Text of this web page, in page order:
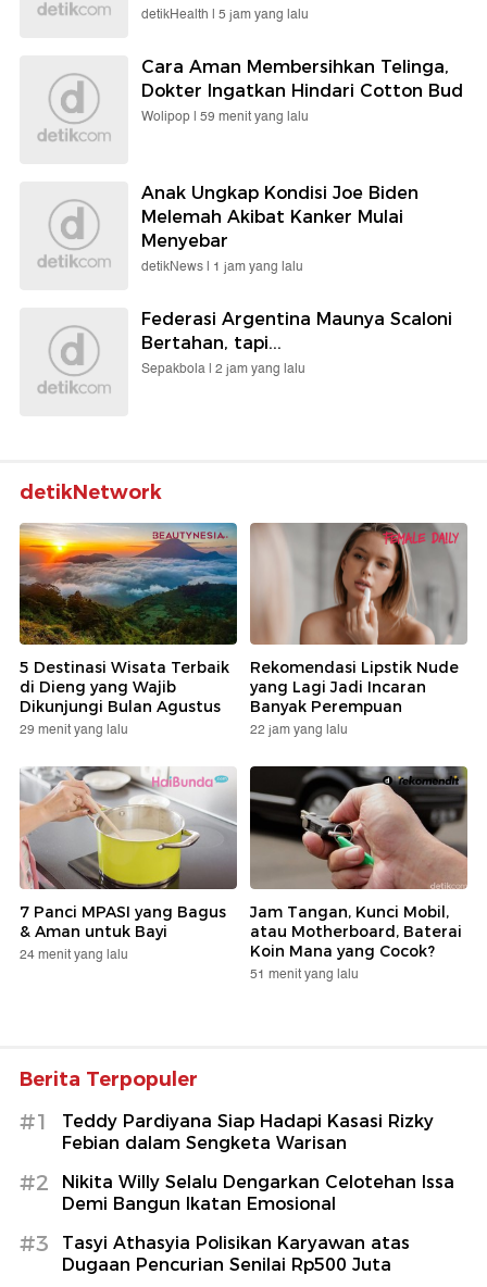
detikHealth | 5 jam yang lalu
Cara Aman Membersihkan Telinga,
Dokter Ingatkan Hindari Cotton Bud
Wolipop | 59 menit yang lalu
Anak Ungkap Kondisi Joe Biden
Melemah Akibat Kanker Mulai
Menyebar
detikNews | 1 jam yang lalu
Federasi Argentina Maunya Scaloni
Bertahan, tapi...
Sepakbola | 2 jam yang lalu
detikNetwork
5 Destinasi Wisata Terbaik
di Dieng yang Wajib
Dikunjungi Bulan Agustus
29 menit yang lalu
Rekomendasi Lipstik Nude
yang Lagi Jadi Incaran
Banyak Perempuan
22 jam yang lalu
7 Panci MPASI yang Bagus
& Aman untuk Bayi
24 menit yang lalu
Jam Tangan, Kunci Mobil,
atau Motherboard, Baterai
Koin Mana yang Cocok?
51 menit yang lalu
Berita Terpopuler
#1
Teddy Pardiyana Siap Hadapi Kasasi Rizky
Febian dalam Sengketa Warisan
#2
Nikita Willy Selalu Dengarkan Celotehan Issa
Demi Bangun Ikatan Emosional
#3
Tasyi Athasyia Polisikan Karyawan atas
Dugaan Pencurian Senilai Rp500 Juta